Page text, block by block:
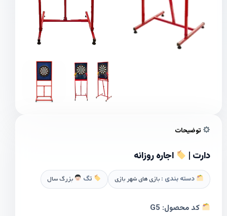
توضیحات
دارت | اجاره روزانه
دسته بندی : بازی های شهر بازی تگ بزرگ سال
کد محصول: G5